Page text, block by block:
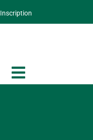
Inscription